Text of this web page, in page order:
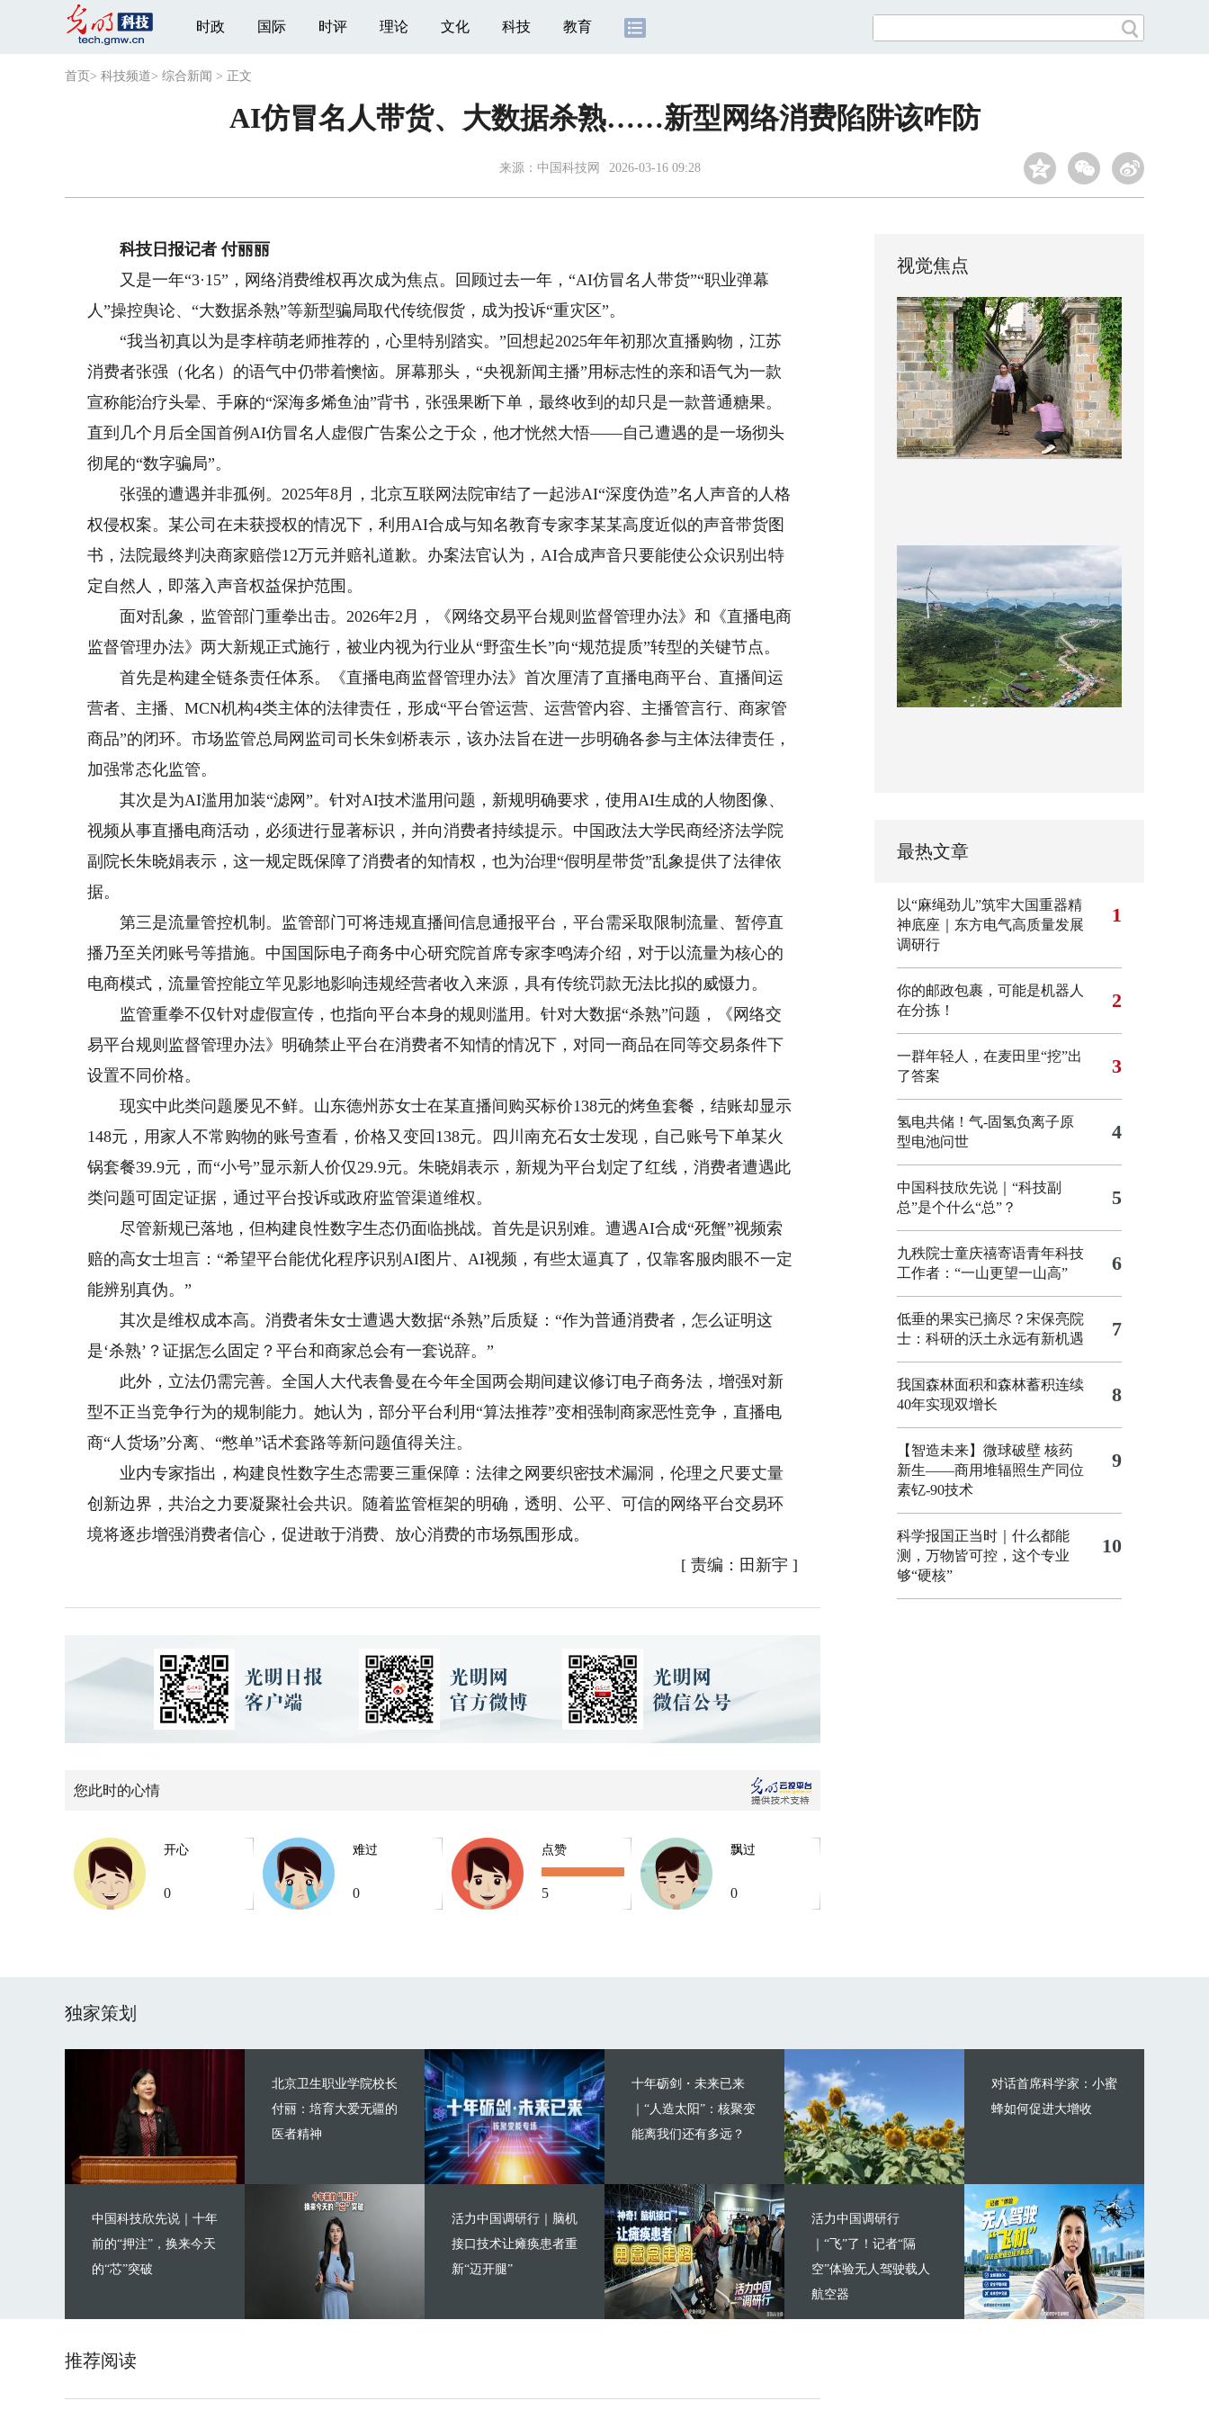
时政 国际 时评 理论 文化 科技 教育
首页 > 科技频道> 综合新闻 > 正文
AI仿冒名人带货、大数据杀熟……新型网络消费陷阱该咋防
来源： 中国科技网 2026-03-16 09:28
科技日报记者 付丽丽
又是一年“3·15”，网络消费维权再次成为焦点。回顾过去一年，“AI仿冒名人带货”“职业弹幕
人”操控舆论、“大数据杀熟”等新型骗局取代传统假货，成为投诉“重灾区”。
“我当初真以为是李梓萌老师推荐的，心里特别踏实。”回想起2025年年初那次直播购物，江苏
消费者张强（化名）的语气中仍带着懊恼。屏幕那头，“央视新闻主播”用标志性的亲和语气为一款
宣称能治疗头晕、手麻的“深海多烯鱼油”背书，张强果断下单，最终收到的却只是一款普通糖果。
直到几个月后全国首例AI仿冒名人虚假广告案公之于众，他才恍然大悟——自己遭遇的是一场彻头
彻尾的“数字骗局”。
张强的遭遇并非孤例。2025年8月，北京互联网法院审结了一起涉AI“深度伪造”名人声音的人格
权侵权案。某公司在未获授权的情况下，利用AI合成与知名教育专家李某某高度近似的声音带货图
书，法院最终判决商家赔偿12万元并赔礼道歉。办案法官认为，AI合成声音只要能使公众识别出特
定自然人，即落入声音权益保护范围。
面对乱象，监管部门重拳出击。2026年2月，《网络交易平台规则监督管理办法》和《直播电商
监督管理办法》两大新规正式施行，被业内视为行业从“野蛮生长”向“规范提质”转型的关键节点。
首先是构建全链条责任体系。《直播电商监督管理办法》首次厘清了直播电商平台、直播间运
营者、主播、MCN机构4类主体的法律责任，形成“平台管运营、运营管内容、主播管言行、商家管
商品”的闭环。市场监管总局网监司司长朱剑桥表示，该办法旨在进一步明确各参与主体法律责任，
加强常态化监管。
其次是为AI滥用加装“滤网”。针对AI技术滥用问题，新规明确要求，使用AI生成的人物图像、
视频从事直播电商活动，必须进行显著标识，并向消费者持续提示。中国政法大学民商经济法学院
副院长朱晓娟表示，这一规定既保障了消费者的知情权，也为治理“假明星带货”乱象提供了法律依
据。
第三是流量管控机制。监管部门可将违规直播间信息通报平台，平台需采取限制流量、暂停直
播乃至关闭账号等措施。中国国际电子商务中心研究院首席专家李鸣涛介绍，对于以流量为核心的
电商模式，流量管控能立竿见影地影响违规经营者收入来源，具有传统罚款无法比拟的威慑力。
监管重拳不仅针对虚假宣传，也指向平台本身的规则滥用。针对大数据“杀熟”问题，《网络交
易平台规则监督管理办法》明确禁止平台在消费者不知情的情况下，对同一商品在同等交易条件下
设置不同价格。
现实中此类问题屡见不鲜。山东德州苏女士在某直播间购买标价138元的烤鱼套餐，结账却显示
148元，用家人不常购物的账号查看，价格又变回138元。四川南充石女士发现，自己账号下单某火
锅套餐39.9元，而“小号”显示新人价仅29.9元。朱晓娟表示，新规为平台划定了红线，消费者遭遇此
类问题可固定证据，通过平台投诉或政府监管渠道维权。
尽管新规已落地，但构建良性数字生态仍面临挑战。首先是识别难。遭遇AI合成“死蟹”视频索
赔的高女士坦言：“希望平台能优化程序识别AI图片、AI视频，有些太逼真了，仅靠客服肉眼不一定
能辨别真伪。”
其次是维权成本高。消费者朱女士遭遇大数据“杀熟”后质疑：“作为普通消费者，怎么证明这
是‘杀熟’？证据怎么固定？平台和商家总会有一套说辞。”
此外，立法仍需完善。全国人大代表鲁曼在今年全国两会期间建议修订电子商务法，增强对新
型不正当竞争行为的规制能力。她认为，部分平台利用“算法推荐”变相强制商家恶性竞争，直播电
商“人货场”分离、“憋单”话术套路等新问题值得关注。
业内专家指出，构建良性数字生态需要三重保障：法律之网要织密技术漏洞，伦理之尺要丈量
创新边界，共治之力要凝聚社会共识。随着监管框架的明确，透明、公平、可信的网络平台交易环
境将逐步增强消费者信心，促进敢于消费、放心消费的市场氛围形成。
[ 责编：田新宇 ]
您此时的心情
开心
0
难过
0
点赞
5
飘过
0
视觉焦点
最热文章
以“麻绳劲儿”筑牢大国重器精
神底座｜东方电气高质量发展
调研行
1
你的邮政包裹，可能是机器人
在分拣！
2
一群年轻人，在麦田里“挖”出
了答案
3
氢电共储！气-固氢负离子原
型电池问世
4
中国科技欣先说｜“科技副
总”是个什么“总”？
5
九秩院士童庆禧寄语青年科技
工作者：“一山更望一山高”
6
低垂的果实已摘尽？宋保亮院
士：科研的沃土永远有新机遇
7
我国森林面积和森林蓄积连续
40年实现双增长
8
【智造未来】微球破壁 核药
新生——商用堆辐照生产同位
素钇-90技术
9
科学报国正当时｜什么都能
测，万物皆可控，这个专业
够“硬核”
10
独家策划
北京卫生职业学院校长
付丽：培育大爱无疆的
医者精神
中国科技欣先说｜十年
前的“押注”，换来今天
的“芯”突破
十年砺剑・未来已来
｜“人造太阳”：核聚变
能离我们还有多远？
活力中国调研行｜脑机
接口技术让瘫痪患者重
新“迈开腿”
对话首席科学家：小蜜
蜂如何促进大增收
活力中国调研行
｜“飞”了！记者“隔
空”体验无人驾驶载人
航空器
推荐阅读